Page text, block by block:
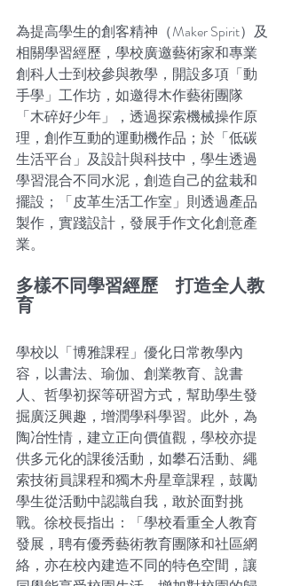
為提高學生的創客精神（Maker Spirit）及
相關學習經歷，學校廣邀藝術家和專業
創科人士到校參與教學，開設多項「動
手學」工作坊，如邀得木作藝術團隊
「木碎好少年」，透過探索機械操作原
理，創作互動的運動機作品；於「低碳
生活平台」及設計與科技中，學生透過
學習混合不同水泥，創造自己的盆栽和
擺設；「皮革生活工作室」則透過產品
製作，實踐設計，發展手作文化創意產
業。
多樣不同學習經歷　打造全人教
育
學校以「博雅課程」優化日常教學內
容，以書法、瑜伽、創業教育、說書
人、哲學初探等研習方式，幫助學生發
掘廣泛興趣，增潤學科學習。此外，為
陶冶性情，建立正向價值觀，學校亦提
供多元化的課後活動，如攀石活動、繩
索技術員課程和獨木舟星章課程，鼓勵
學生從活動中認識自我，敢於面對挑
戰。徐校長指出：「學校看重全人教育
發展，聘有優秀藝術教育團隊和社區網
絡，亦在校內建造不同的特色空間，讓